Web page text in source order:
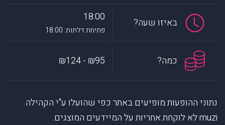
באיזו שעה? 18:00
פתיחת דלתות: 18:00
כמה? ₪95 - ₪124
נתוני ההופעות מופיעים באתר כפי שהועלו ע"י הקהילה.
muzi לא לוקחת אחריות על המיידעים המוצגים.